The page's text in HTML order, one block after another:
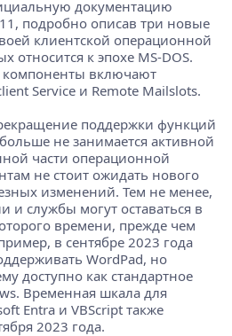
документацию
подробно описав три новые
клиентской операционной
относится к эпохе MS-DOS.
компоненты включают
Service и Remote Mailslots.
поддержки функций
не занимается активной
части операционной
не стоит ожидать нового
изменений. Тем не менее,
и службы могут оставаться в
времени, прежде чем
в сентябре 2023 года
WordPad, но
доступно как стандартное
Временная шкала для
Entra и VBScript также
2023 года.